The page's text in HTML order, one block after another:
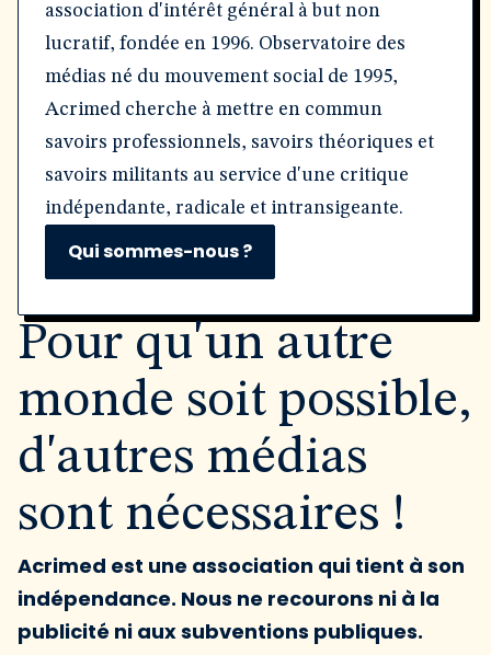
association d'intérêt général à but non
lucratif, fondée en 1996. Observatoire des
médias né du mouvement social de 1995,
Acrimed cherche à mettre en commun
savoirs professionnels, savoirs théoriques et
savoirs militants au service d'une critique
indépendante, radicale et intransigeante.
Qui sommes-nous ?
Pour qu'un autre
monde soit possible,
d'autres médias
sont nécessaires !
Acrimed est une association qui tient à son
indépendance. Nous ne recourons ni à la
publicité ni aux subventions publiques.